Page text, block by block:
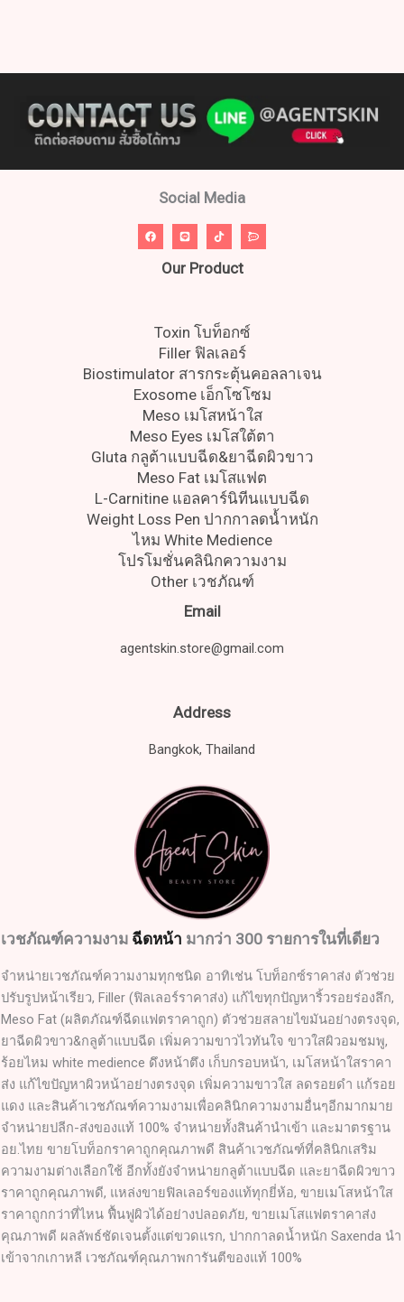
Social Media
Our Product
Toxin โบท็อกซ์
Filler ฟิลเลอร์
Biostimulator สารกระตุ้นคอลลาเจน
Exosome เอ็กโซโซม
Meso เมโสหน้าใส
Meso Eyes เมโสใต้ตา
Gluta กลูต้าแบบฉีด&ยาฉีดผิวขาว
Meso Fat เมโสแฟต
L-Carnitine แอลคาร์นิทีนแบบฉีด
Weight Loss Pen ปากกาลดน้ำหนัก
ไหม White Medience
โปรโมชั่นคลินิกความงาม
Other เวชภัณฑ์
Email
agentskin.store@gmail.com
Address
Bangkok, Thailand
เวชภัณฑ์ความงาม ฉีดหน้า มากว่า 300 รายการในที่เดียว
จำหน่ายเวชภัณฑ์ความงามทุกชนิด อาทิเช่น โบท็อกซ์ราคาส่ง ตัวช่วย
ปรับรูปหน้าเรียว, Filler (ฟิลเลอร์ราคาส่ง) แก้ไขทุกปัญหาริ้วรอยร่องลึก,
Meso Fat (ผลิตภัณฑ์ฉีดแฟตราคาถูก) ตัวช่วยสลายไขมันอย่างตรงจุด,
ยาฉีดผิวขาว&กลูต้าแบบฉีด เพิ่มความขาวไวทันใจ ขาวใสผิวอมชมพู,
ร้อยไหม white medience ดึงหน้าตึง เก็บกรอบหน้า, เมโสหน้าใสราคา
ส่ง แก้ไขปัญหาผิวหน้าอย่างตรงจุด เพิ่มความขาวใส ลดรอยดำ แก้รอย
แดง และสินค้าเวชภัณฑ์ความงามเพื่อคลินิกความงามอื่นๆอีกมากมาย
จำหน่ายปลีก-ส่งของแท้ 100% จำหน่ายทั้งสินค้านำเข้า และมาตรฐาน
อย.ไทย ขายโบท็อกราคาถูกคุณภาพดี สินค้าเวชภัณฑ์ที่คลินิกเสริม
ความงามต่างเลือกใช้ อีกทั้งยังจำหน่ายกลูต้าแบบฉีด และยาฉีดผิวขาว
ราคาถูกคุณภาพดี, แหล่งขายฟิลเลอร์ของแท้ทุกยี่ห้อ, ขายเมโสหน้าใส
ราคาถูกกว่าที่ไหน ฟื้นฟูผิวได้อย่างปลอดภัย, ขายเมโสแฟตราคาส่ง
คุณภาพดี ผลลัพธ์ชัดเจนตั้งแต่ขวดแรก, ปากกาลดน้ำหนัก Saxenda นำ
เข้าจากเกาหลี เวชภัณฑ์คุณภาพการันตีของแท้ 100%